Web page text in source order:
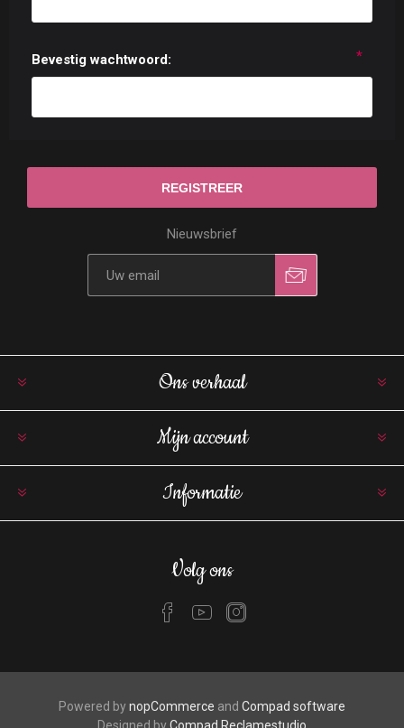
Bevestig wachtwoord: *
Nieuwsbrief
Ons verhaal
Mijn account
Informatie
Volg ons
Powered bynopCommerce and Compad software